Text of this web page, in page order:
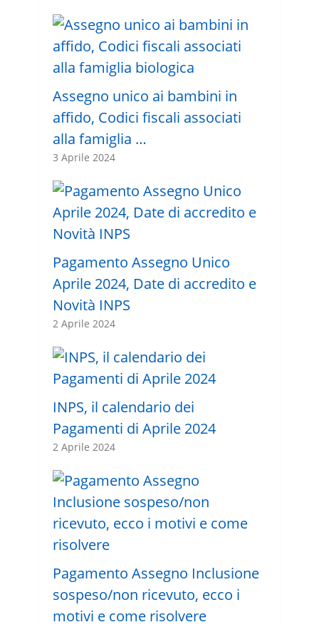
Assegno unico ai bambini in
affido, Codici fiscali associati
alla famiglia …
3 Aprile 2024
Pagamento Assegno Unico
Aprile 2024, Date di accredito e
Novità INPS
2 Aprile 2024
INPS, il calendario dei
Pagamenti di Aprile 2024
2 Aprile 2024
Pagamento Assegno Inclusione
sospeso/non ricevuto, ecco i
motivi e come risolvere